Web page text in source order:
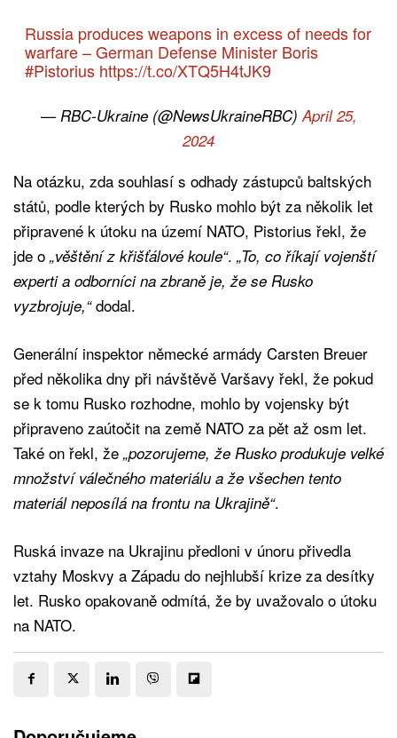
Russia produces weapons in excess of needs for
warfare – German Defense Minister Boris
#Pistorius https://t.co/XTQ5H4tJK9
— RBC-Ukraine (@NewsUkraineRBC) April 25,
2024
Na otázku, zda souhlasí s odhady zástupců baltských
států, podle kterých by Rusko mohlo být za několik let
připravené k útoku na území NATO, Pistorius řekl, že
jde o „věštění z křišťálové koule“. „To, co říkají vojenští
experti a odborníci na zbraně je, že se Rusko
vyzbrojuje,“dodal.
Generální inspektor německé armády Carsten Breuer
před několika dny při návštěvě Varšavy řekl, že pokud
se k tomu Rusko rozhodne, mohlo by vojensky být
připraveno zaútočit na země NATO za pět až osm let.
Také on řekl, že „pozorujeme, že Rusko produkuje velké
množství válečného materiálu a že všechen tento
materiál neposílá na frontu na Ukrajině“.
Ruská invaze na Ukrajinu předloni v únoru přivedla
vztahy Moskvy a Západu do nejhlubší krize za desítky
let. Rusko opakovaně odmítá, že by uvažovalo o útoku
na NATO.